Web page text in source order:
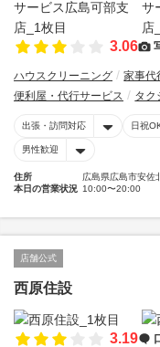
3.06
ハウスクリーニング 家事代
便利屋・代行サービス
タク
出張・訪問対応 日祝
男性歓迎
住所
広島県広島市安佐
本日の営業状況 10:00〜20:00
店舗公式
西原住設
3.19